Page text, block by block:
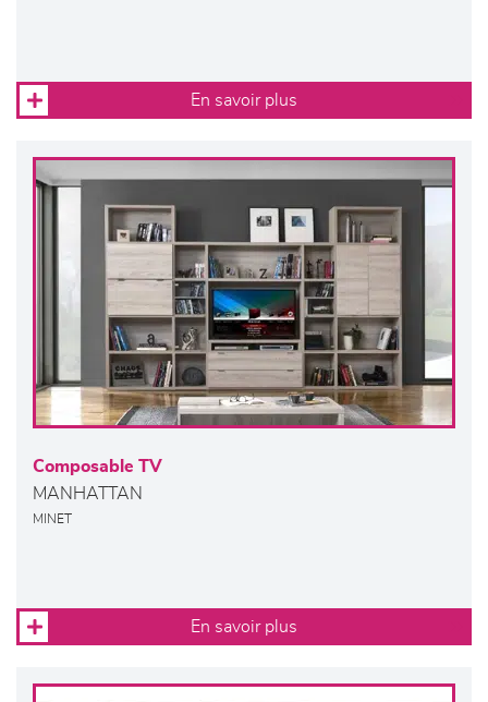
En savoir plus
Composable TV
MANHATTAN
MINET
En savoir plus